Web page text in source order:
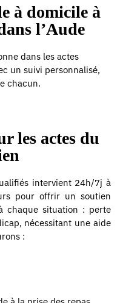
à domicile à
l’Aude
dans les actes
un suivi personnalisé,
chacun.
les actes du
intervient 24h/7j à
pour offrir un soutien
chaque situation : perte
nécessitant une aide
: